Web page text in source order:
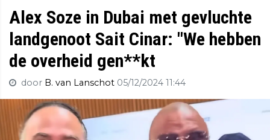
Alex Soze in Dubai met gevluchte
landgenoot Sait Cinar: "We hebben
de overheid gen**kt
door B. van Lanschot 05/12/2024 11:44